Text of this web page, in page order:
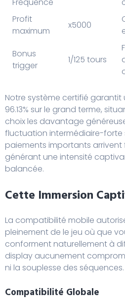
Profit
maximum
x5000
Bonus
trigger
1/125 tours
Notre système certifié garantit
96.13% sur le grand terme,
choix les davantage
fluctuation intermédiaire-forte
paiements importants arrivent
générant une intensité
balancée.
Cette Immersion
La compatibilité mobile
pleinement de le jeu où que
conforment naturellement à
display aucunement
ni la souplesse des séquences.
Compatibilité Globale